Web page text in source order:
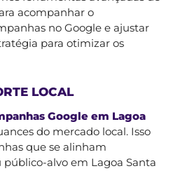
acompanhar o
no Google e ajustar
para otimizar os
LOCAL
Google em Lagoa
do mercado local. Isso
que se alinham
alvo em Lagoa Santa